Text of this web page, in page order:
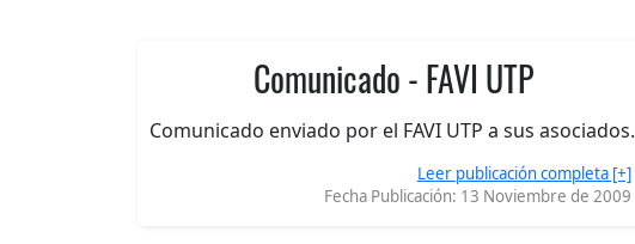
Comunicado - FAVI UTP
Comunicado enviado por el FAVI UTP a sus asociados.
Leer publicación completa [+]
Fecha Publicación: 13 Noviembre de 2009